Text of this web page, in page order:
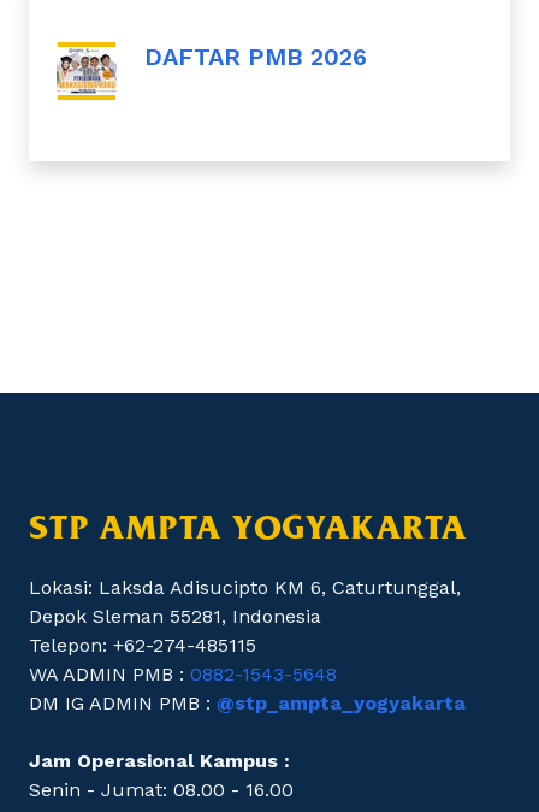
DAFTAR PMB 2026
STP AMPTA YOGYAKARTA
Lokasi: Laksda Adisucipto KM 6, Caturtunggal,
Depok Sleman 55281, Indonesia
Telepon: +62-274-485115
WA ADMIN PMB : 0882-1543-5648
DM IG ADMIN PMB : @stp_ampta_yogyakarta
Jam Operasional Kampus :
Senin - Jumat: 08.00 - 16.00